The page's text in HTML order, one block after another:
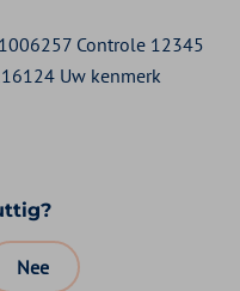
Controle 12345
Uw kenmerk
Nee